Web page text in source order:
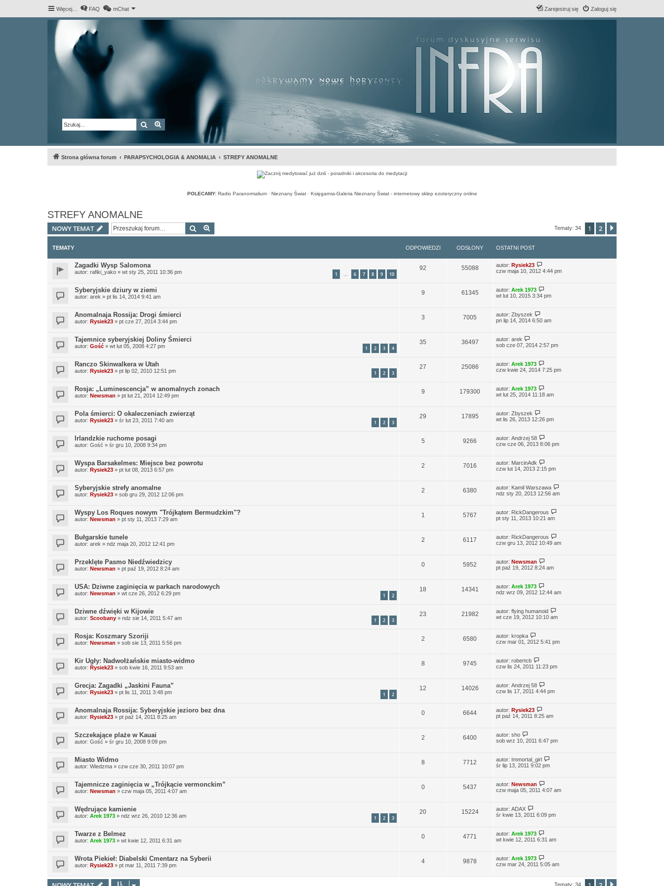
Więcej… FAQ mChat Zaloguj się
Zarejestruj się
Szukaj Wyszukiwanie zaawansowane
Strona główna forum PARAPSYCHOLOGIA & ANOMALIA STREFY ANOMALNE
POLECAMY: Radio Paranormalium· Nieznany Świat· Księgarnia-Galeria Nieznany Świat - internetowy sklep ezoteryczny online
STREFY ANOMALNE
NOWY TEMAT Szukaj Tematy: 34 1 2
TEMATY ODPOWIEDZI ODSŁONY OSTATNI POST
Zagadki Wysp Salomona
autor: rafiki_yako » wt sty 25, 2011 10:36 pm 1 … 6 7 8 9 10
92 55088 autor: Rysiek23
czw maja 10, 2012 4:44 pm
Syberyjskie dziury w ziemi
autor: arek » pt lis 14, 2014 9:41 am
9 61345 autor: Arek 1973
wt lut 10, 2015 3:34 pm
Anomalnaja Rossija: Drogi śmierci
autor: Rysiek23 » pt cze 27, 2014 3:44 pm
3 7005 autor: Zbyszek
pn lip 14, 2014 6:50 am
Tajemnice syberyjskiej Doliny Śmierci
autor: Gość » wt lut 05, 2008 4:27 pm 1 2 3 4
35 36497 autor: arek
sob cze 07, 2014 2:57 pm
Ranczo Skinwalkera w Utah
autor: Rysiek23 » pt lip 02, 2010 12:51 pm 1 2 3
27 25086 autor: Arek 1973
czw kwie 24, 2014 7:25 pm
Rosja: „Luminescencja” w anomalnych zonach
autor: Newsman » pt lut 21, 2014 12:49 pm
9 179300 autor: Arek 1973
wt lut 25, 2014 11:18 am
Pola śmierci: O okaleczeniach zwierząt
autor: Rysiek23 » śr lut 23, 2011 7:40 am 1 2 3
29 17895 autor: Zbyszek
wt lis 26, 2013 12:26 pm
Irlandzkie ruchome posagi
autor: Gość » śr gru 10, 2008 9:34 pm
5 9266 autor: Andrzej 58
czw cze 06, 2013 8:06 pm
Wyspa Barsakelmes: Miejsce bez powrotu
autor: Rysiek23 » pt lut 08, 2013 6:57 pm
2 7016 autor: MarcinAdk
czw lut 14, 2013 2:15 pm
Syberyjskie strefy anomalne
autor: Rysiek23 » sob gru 29, 2012 12:06 pm
2 6380 autor: Kamil Warszawa
ndz sty 20, 2013 12:56 am
Wyspy Los Roques nowym "Trójkątem Bermudzkim"?
autor: Newsman » pt sty 11, 2013 7:29 am
1 5767 autor: RickDangerous
pt sty 11, 2013 10:21 am
Bułgarskie tunele
autor: arek » ndz maja 20, 2012 12:41 pm
2 6117 autor: RickDangerous
czw gru 13, 2012 10:49 am
Przeklęte Pasmo Niedźwiedzicy
autor: Newsman » pt paź 19, 2012 8:24 am
0 5952 autor: Newsman
pt paź 19, 2012 8:24 am
USA: Dziwne zaginięcia w parkach narodowych
autor: Newsman » wt cze 26, 2012 6:29 pm 1 2
18 14341 autor: Arek 1973
ndz wrz 09, 2012 12:44 am
Dziwne dźwięki w Kijowie
autor: Scoobany » ndz sie 14, 2011 5:47 am 1 2 3
23 21982 autor: flying humanoid
wt cze 19, 2012 10:10 am
Rosja: Koszmary Szoriji
autor: Newsman » sob sie 13, 2011 5:56 pm
2 6580 autor: kropka
czw mar 01, 2012 5:41 pm
Kir Ugły: Nadwołżańskie miasto-widmo
autor: Rysiek23 » sob kwie 16, 2011 9:53 am
8 9745 autor: robertcb
czw lis 24, 2011 11:23 pm
Grecja: Zagadki „Jaskini Fauna”
autor: Rysiek23 » pt lis 11, 2011 3:48 pm 1 2
12 14026 autor: Andrzej 58
czw lis 17, 2011 4:44 pm
Anomalnaja Rossija: Syberyjskie jezioro bez dna
autor: Rysiek23 » pt paź 14, 2011 8:25 am
0 6644 autor: Rysiek23
pt paź 14, 2011 8:25 am
Szczekające plaże w Kauai
autor: Gość » śr gru 10, 2008 9:09 pm
2 6400 autor: sho
sob wrz 10, 2011 6:47 pm
Miasto Widmo
autor: Wiedzma » czw cze 30, 2011 10:07 pm
8 7712 autor: Immortal_girl
śr lip 13, 2011 9:02 pm
Tajemnicze zaginięcia w „Trójkącie vermonckim”
autor: Newsman » czw maja 05, 2011 4:07 am
0 5437 autor: Newsman
czw maja 05, 2011 4:07 am
Wędrujące kamienie
autor: Arek 1973 » ndz wrz 26, 2010 12:36 am 1 2 3
20 15224 autor: ADAX
śr kwie 13, 2011 6:09 pm
Twarze z Belmez
autor: Arek 1973 » wt kwie 12, 2011 6:31 am
0 4771 autor: Arek 1973
wt kwie 12, 2011 6:31 am
Wrota Piekieł: Diabelski Cmentarz na Syberii
autor: Rysiek23 » pt mar 11, 2011 7:39 pm
4 9878 autor: Arek 1973
czw mar 24, 2011 5:05 am
Tematy: 34